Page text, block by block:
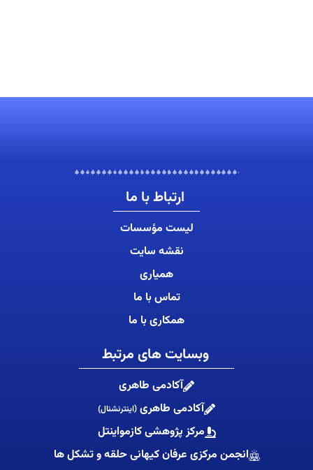
ارتباط با ما
لیست مؤسسات
نقشه سایت
همیاری
تماس با ما
همکاری با ما
وبسایت های مرتبط
آکادمی طاهری
آکادمی طاهری (اینترنشنال)
مرکز پژوهشی کازمواینتل
انجمن مرکزی عرفان کیهانی حلقه و تشکل ها